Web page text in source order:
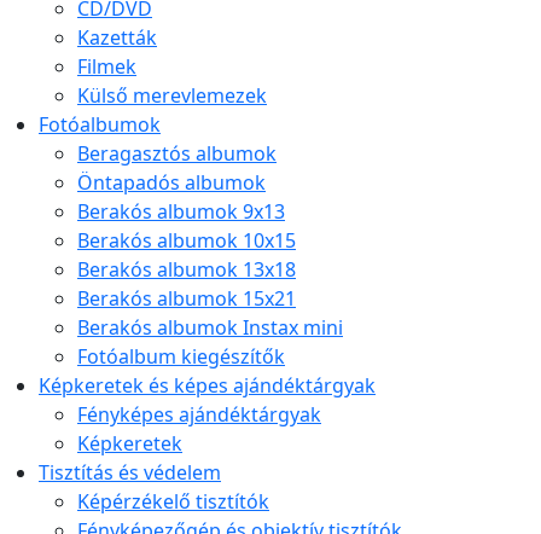
CD/DVD
Kazetták
Filmek
Külső merevlemezek
Fotóalbumok
Beragasztós albumok
Öntapadós albumok
Berakós albumok 9x13
Berakós albumok 10x15
Berakós albumok 13x18
Berakós albumok 15x21
Berakós albumok Instax mini
Fotóalbum kiegészítők
Képkeretek és képes ajándéktárgyak
Fényképes ajándéktárgyak
Képkeretek
Tisztítás és védelem
Képérzékelő tisztítók